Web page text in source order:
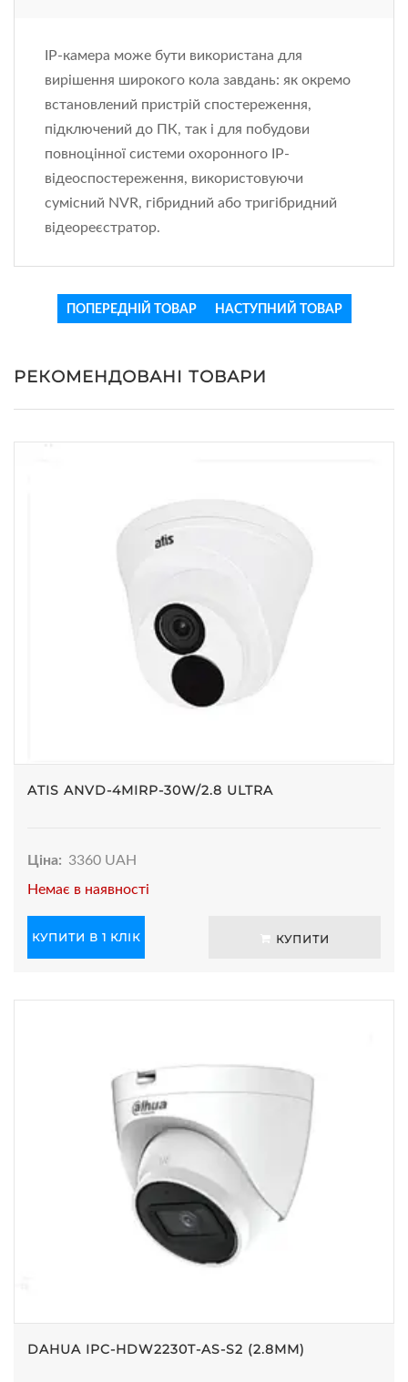
IP-камера може бути використана для
вирішення широкого кола завдань: як окремо
встановлений пристрій спостереження,
підключений до ПК, так і для побудови
повноцінної системи охоронного IP-
відеоспостереження, використовуючи
сумісний NVR, гібридний або тригібридний
відеореєстратор.
ПОПЕРЕДНІЙ ТОВАР НАСТУПНИЙ ТОВАР
РЕКОМЕНДОВАНІ ТОВАРИ
ATIS ANVD-4MIRP-30W/2.8 ULTRA
Ціна: 3360 UAH
Немає в наявності
КУПИТИ В 1 КЛІК КУПИТИ
DAHUA IPC-HDW2230T-AS-S2 (2.8MM)